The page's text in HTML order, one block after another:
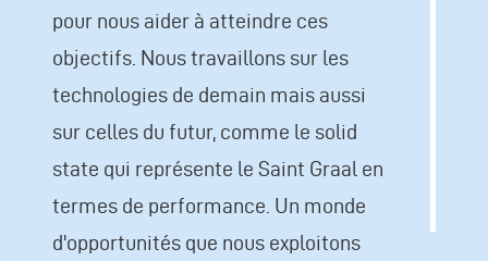
pour nous aider à atteindre ces
objectifs. Nous travaillons sur les
technologies de demain mais aussi
sur celles du futur, comme le solid
state qui représente le Saint Graal en
termes de performance. Un monde
d'opportunités que nous exploitons